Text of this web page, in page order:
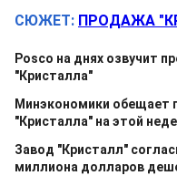
СЮЖЕТ: ПРОДАЖА
Posco на днях озвучит
"Кристалла"
Минэкономики обещает
"Кристалла" на этой
Завод "Кристалл"
миллиона долларов